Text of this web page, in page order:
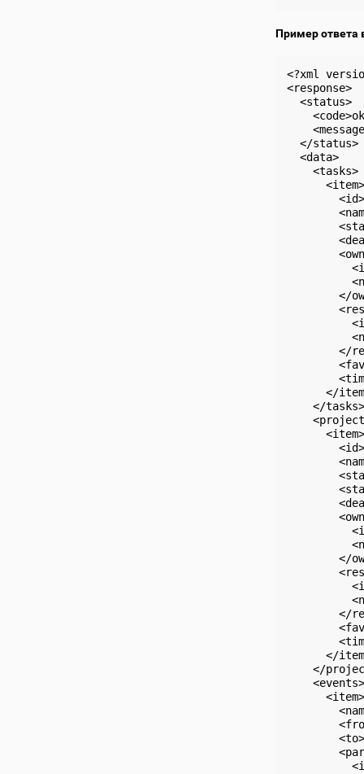
Пример ответа
<?xml
<response>
  <status>
  </status>
  <data>
    <tasks>
      <item>
</
</
</
    </tasks>
      <item>
</
</
</
</
    <events>
      <item>